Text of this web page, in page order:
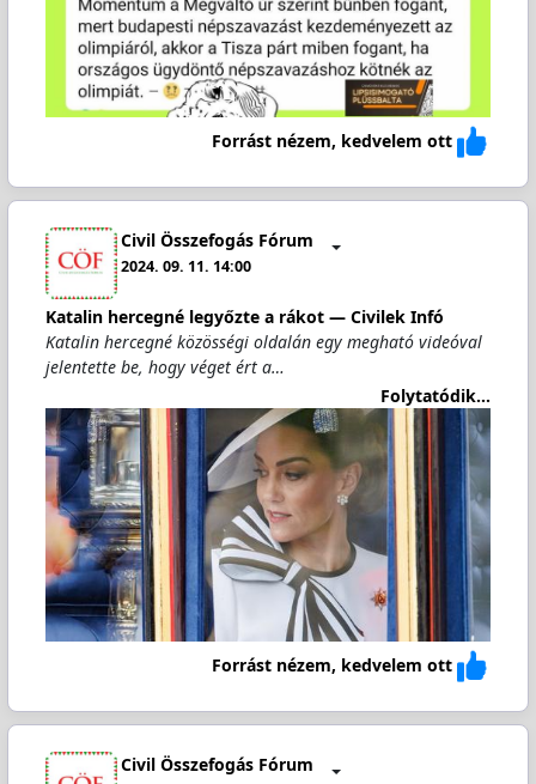
Forrást nézem, kedvelem ott
Civil Összefogás Fórum
2024. 09. 11. 14:00
Katalin hercegné legyőzte a rákot — Civilek Infó
Katalin hercegné közösségi oldalán egy megható videóval
jelentette be, hogy véget ért a…
Folytatódik...
Forrást nézem, kedvelem ott
Civil Összefogás Fórum